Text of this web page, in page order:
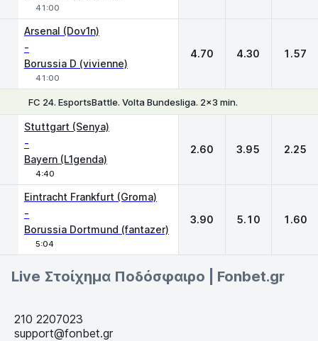
41:00
Arsenal (Dov1n)
-
Borussia D (vivienne)
41:00
4.70 4.30 1.57
FC 24. EsportsBattle. Volta Bundesliga. 2x3 min.
Stuttgart (Senya)
-
Bayern (L1genda)
4:40
2.60 3.95 2.25
Eintracht Frankfurt (Groma)
-
Borussia Dortmund (fantazer)
5:04
3.90 5.10 1.60
Live Στοίχημα Ποδόσφαιρο | Fonbet.gr
210 2207023
support@fonbet.gr